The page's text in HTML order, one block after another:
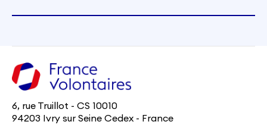
6, rue Truillot - CS 10010
94203 Ivry sur Seine Cedex - France